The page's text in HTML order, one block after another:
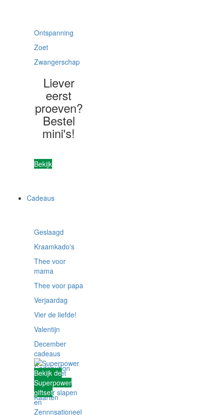
Ontspanning
Zoet
Zwangerschap
Liever
eerst
proeven?
Bestel
mini's!
Bekijk
Cadeaus
Geslaagd
Kraamkado's
Thee voor
mama
Thee voor papa
Verjaardag
Vier de liefde!
Valentijn
December
cadeaus
Cadeaubon
Giftsets
Kaarten
Bekijk de
Superpower
giftset